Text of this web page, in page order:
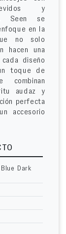
y
Seen se
en la
no solo
hacen una
diseño
toque de
combinan
audaz y
perfecta
accesorio
Dark